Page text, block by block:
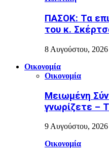
ΠΑΣΟΚ: Τα
του κ.
8 Αυγούστου, 2026
Οικονομία
Οικονομία
Μειωμένη
γνωρίζετε –
9 Αυγούστου, 2026
Οικονομία